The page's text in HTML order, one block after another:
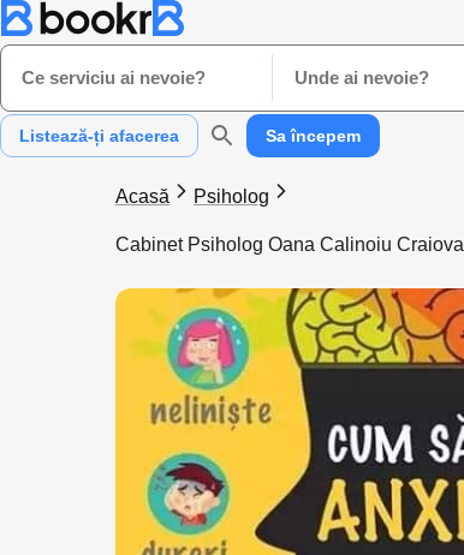
Ce serviciu ai nevoie? Unde ai nevoie?
Listează-ți afacerea Sa începem
Acasă Psiholog
Cabinet Psiholog Oana Calinoiu Craiova